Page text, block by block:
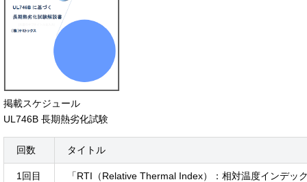
掲載スケジュール
UL746B 長期熱劣化試験
回数 タイトル
1回目 「RTI（Relative Thermal Index）：相対温度インデッ